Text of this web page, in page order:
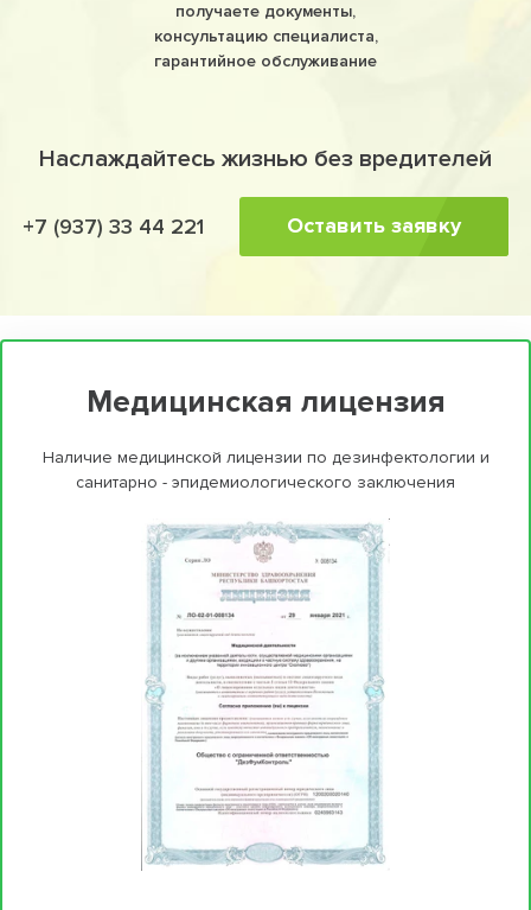
получаете документы,
консультацию специалиста,
гарантийное обслуживание
Наслаждайтесь жизнью без вредителей
+7 (937) 33 44 221 Оставить заявку
Медицинская лицензия
Наличие медицинской лицензии по дезинфектологии и
санитарно - эпидемиологического заключения